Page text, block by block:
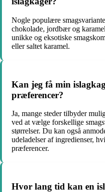
Nogle populære
chokolade, jordbær og
unikke og eksotiske
eller saltet karamel.
Kan jeg få min
præferencer?
Ja, mange steder tilbyder
ved at vælge forskellige
størrelser. Du kan også
udeladelser af ingredienser,
præferencer.
Hvor lang tid kan en